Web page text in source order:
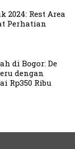
2024: Rest Area
Perhatian
di Bogor: De
dengan
Rp350 Ribu